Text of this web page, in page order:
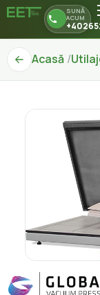
SUNĂ
ACUM
Acasă